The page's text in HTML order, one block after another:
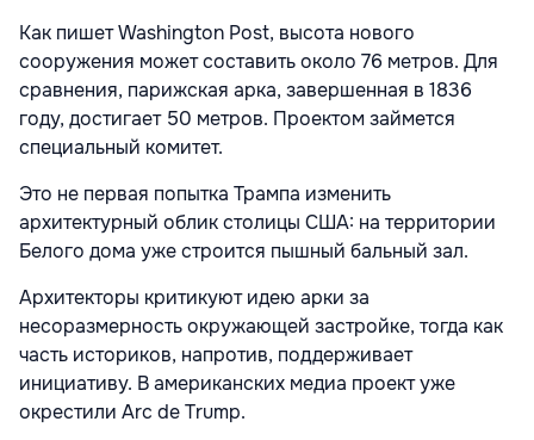
Как пишет Washington Post, высота нового
сооружения может составить около 76 метров. Для
сравнения, парижская арка, завершенная в 1836
году, достигает 50 метров. Проектом займется
специальный комитет.
Это не первая попытка Трампа изменить
архитектурный облик столицы США: на территории
Белого дома уже строится пышный бальный зал.
Архитекторы критикуют идею арки за
несоразмерность окружающей застройке, тогда как
часть историков, напротив, поддерживает
инициативу. В американских медиа проект уже
окрестили Arc de Trump.